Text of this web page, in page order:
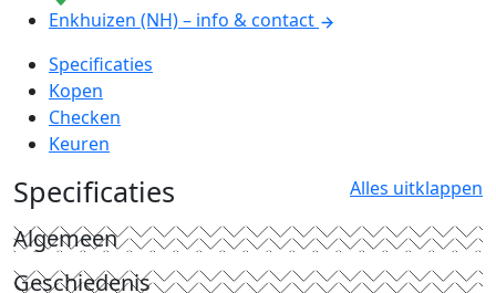
Enkhuizen (NH) – info & contact
Specificaties
Kopen
Checken
Keuren
Specificaties Alles uitklappen
Algemeen
Geschiedenis